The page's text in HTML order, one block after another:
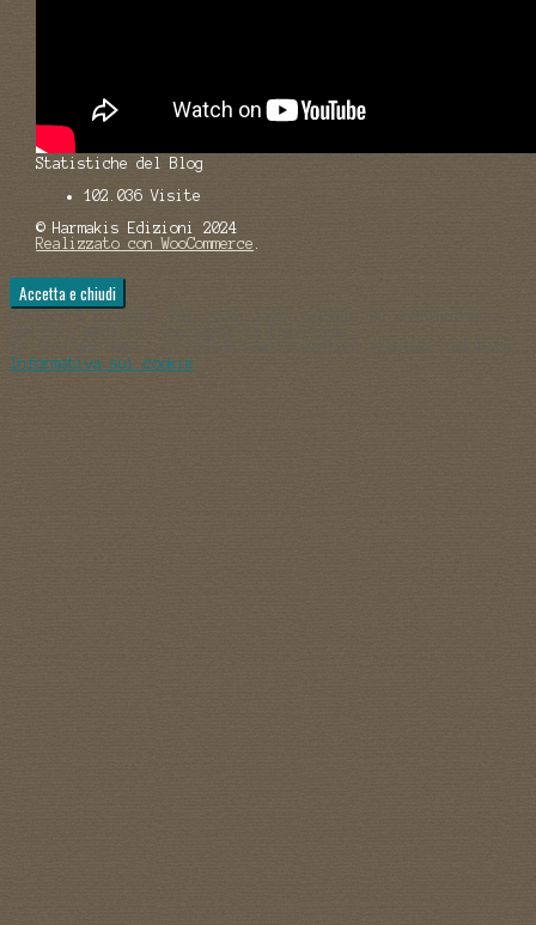
Statistiche del Blog
102.036 Visite
© Harmakis Edizioni 2024
Realizzato con WooCommerce
Informativa sui cookie